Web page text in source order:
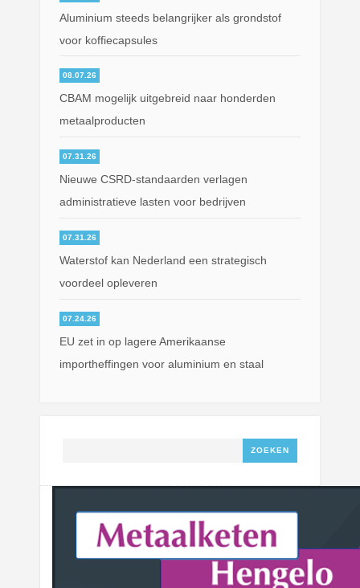
Aluminium steeds belangrijker als grondstof
voor koffiecapsules
08.07.26
CBAM mogelijk uitgebreid naar honderden
metaalproducten
07.31.26
Nieuwe CSRD-standaarden verlagen
administratieve lasten voor bedrijven
07.31.26
Waterstof kan Nederland een strategisch
voordeel opleveren
07.24.26
EU zet in op lagere Amerikaanse
importheffingen voor aluminium en staal